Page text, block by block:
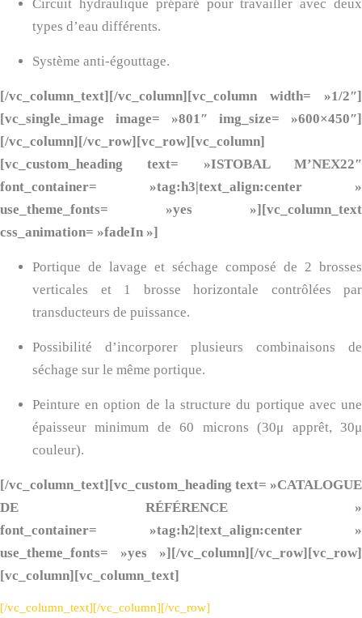
Circuit hydraulique préparé pour travailler avec deux
types d’eau différents.
Système anti-égouttage.
[/vc_column_text][/vc_column][vc_column width= »1/2″]
[vc_single_image image= »801″ img_size= »600×450″]
[/vc_column][/vc_row][vc_row][vc_column]
[vc_custom_heading text= »ISTOBAL M’NEX22″
font_container= »tag:h3|text_align:center »
use_theme_fonts= »yes »][vc_column_text
css_animation= »fadeIn »]
Portique de lavage et séchage composé de 2 brosses
verticales et 1 brosse horizontale contrôlées par
transducteurs de puissance.
Possibilité d’incorporer plusieurs combinaisons de
séchage sur le même portique.
Peinture en option de la structure du portique avec une
épaisseur minimum de 60 microns (30μ apprêt, 30μ
couleur).
[/vc_column_text][vc_custom_heading text= »CATALOGUE
DE RÉFÉRENCE »
font_container= »tag:h2|text_align:center »
use_theme_fonts= »yes »][/vc_column][/vc_row][vc_row]
[vc_column][vc_column_text]
[/vc_column_text][/vc_column][/vc_row]